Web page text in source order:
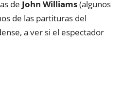
de John Williams(algunos
de las partituras del
a ver si el espectador